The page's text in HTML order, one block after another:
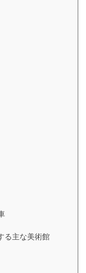
る主な美術館